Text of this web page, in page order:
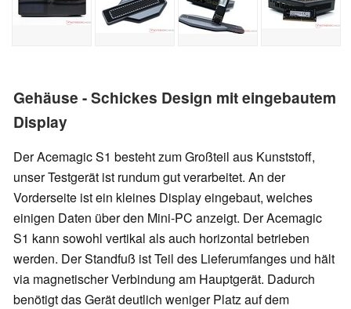
Gehäuse - Schickes Design mit eingebautem
Display
Der Acemagic S1 besteht zum Großteil aus Kunststoff,
unser Testgerät ist rundum gut verarbeitet. An der
Vorderseite ist ein kleines Display eingebaut, welches
einigen Daten über den Mini-PC anzeigt. Der Acemagic
S1 kann sowohl vertikal als auch horizontal betrieben
werden. Der Standfuß ist Teil des Lieferumfanges und hält
via magnetischer Verbindung am Hauptgerät. Dadurch
benötigt das Gerät deutlich weniger Platz auf dem